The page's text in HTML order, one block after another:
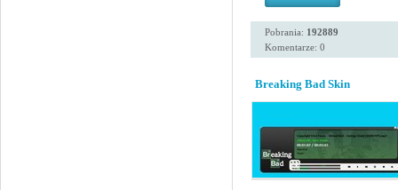
Pobrania: 192889
Komentarze: 0
Breaking Bad Skin